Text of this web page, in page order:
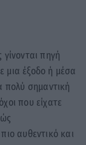
πηγή
μια έξοδο ή μέσα
πολύ σημαντική
που είχατε
αυθεντικό και